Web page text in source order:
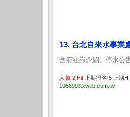
13. 台北自來水事業
含有組織介紹、停水公
...
人氣 2 Hit 上期排名:5 上期
1058993.xweb.com.tw